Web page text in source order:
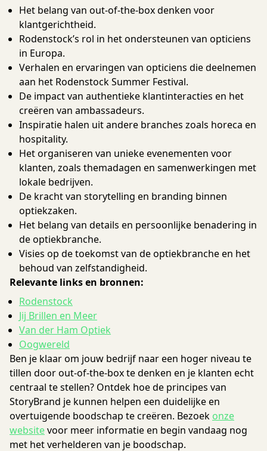
Het belang van out-of-the-box denken voor
klantgerichtheid.
Rodenstock’s rol in het ondersteunen van opticiens
in Europa.
Verhalen en ervaringen van opticiens die deelnemen
aan het Rodenstock Summer Festival.
De impact van authentieke klantinteracties en het
creëren van ambassadeurs.
Inspiratie halen uit andere branches zoals horeca en
hospitality.
Het organiseren van unieke evenementen voor
klanten, zoals themadagen en samenwerkingen met
lokale bedrijven.
De kracht van storytelling en branding binnen
optiekzaken.
Het belang van details en persoonlijke benadering in
de optiekbranche.
Visies op de toekomst van de optiekbranche en het
behoud van zelfstandigheid.
Relevante links en bronnen:
Rodenstock
Jij Brillen en Meer
Van der Ham Optiek
Oogwereld
Ben je klaar om jouw bedrijf naar een hoger niveau te
tillen door out-of-the-box te denken en je klanten echt
centraal te stellen? Ontdek hoe de principes van
StoryBrand je kunnen helpen een duidelijke en
overtuigende boodschap te creëren. Bezoek onze
websitevoor meer informatie en begin vandaag nog
met het verhelderen van je boodschap.